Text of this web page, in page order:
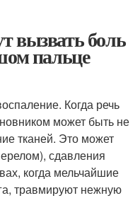
вызвать боль
пальце
Когда речь
может быть не
тканей. Это может
сдавления
когда мельчайшие
травмируют нежную